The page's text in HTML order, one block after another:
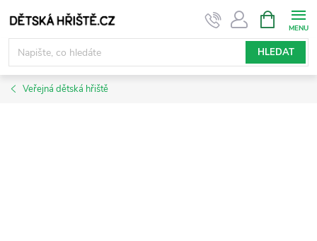
na
obsah
HLEDAT
NÁKUPNÍ
KOŠÍK
Veřejná dětská hřiště